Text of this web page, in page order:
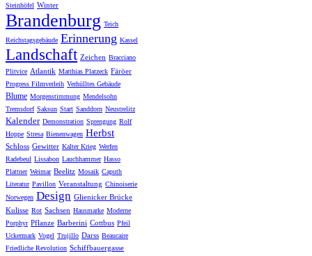
Steinhöfel Winter
Brandenburg Teich
Reichstagsgebäude Erinnerung Kassel
Landschaft Zeichen Bracciano
Plitvice Atlantik Matthias Platzeck Färöer
Progress Filmverleih Verhülltes Gebäude
Blume Morgenstimmung Mendelsohn
Tremsdorf Saksun Start Sanddorn Neustrelitz
Kalender Demonstration Sprengung Rolf
Hoppe Stresa Bienenwagen Herbst
Schloss Gewitter Kalter Krieg Werfen
Radebeul Lissabon Lauchhammer Hasso
Plattner Weimar Beelitz Mosaik Caputh
Literatur Pavillon Veranstaltung Chinoiserie
Norwegen Design Glienicker Brücke
Kulisse Rot Sachsen Hausmarke Moderne
Porphyr Pflanze Barberini Cottbus Pfeil
Uckermark Vogel Trujillo Darss Beaucaire
Friedliche Revolution Schiffbauergasse